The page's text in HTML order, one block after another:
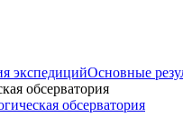
экспедицийОсновные
обсерватория
обсерватория